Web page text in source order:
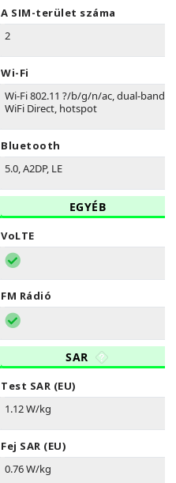
A SIM-terület száma
2
Wi-Fi
Wi-Fi 802.11 ?/b/g/n/ac, dual-band,
WiFi Direct, hotspot
Bluetooth
5.0, A2DP, LE
EGYÉB
VoLTE
FM Rádió
SAR
Test SAR (EU)
1.12 W/kg
Fej SAR (EU)
0.76 W/kg